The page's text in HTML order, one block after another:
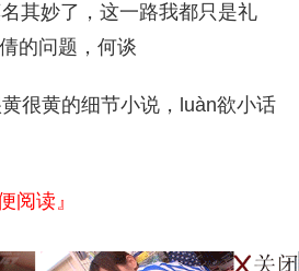
其妙了，这一路我都只是礼
的问题，何谈
很黄的细节小说，luàn欲小话
阅读』